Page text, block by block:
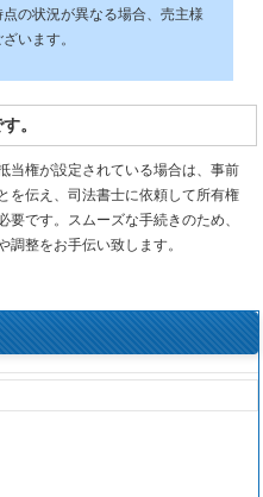
の状況が異なる場合、売主様
います。
。
当権が設定されている場合は、事前
を伝え、司法書士に依頼して所有権
です。スムーズな手続きのため、
整をお手伝い致します。